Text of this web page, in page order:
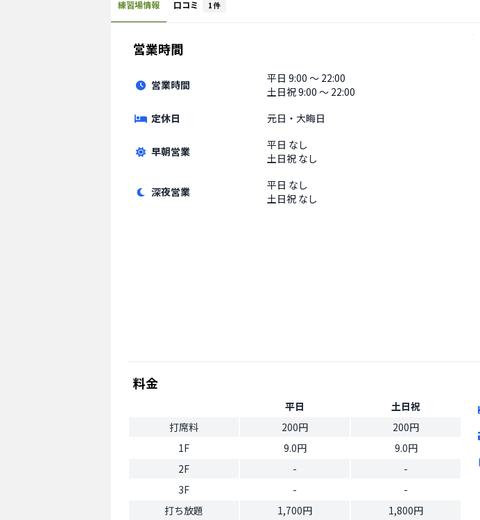
練習場情報 口コミ 1 件
営業時間
営業時間 平日 9:00 〜 22:00
土日祝9:00 〜 22:00
定休日
元日・大晦日
早朝営業 平日 なし
土日祝 なし
深夜営業 平日 なし
土日祝 なし
料金
平日
土日祝
打席料
200円
200円
1F
9.0円
9.0円
2F
-
-
3F
-
-
打ち放題
1,700円
1,800円